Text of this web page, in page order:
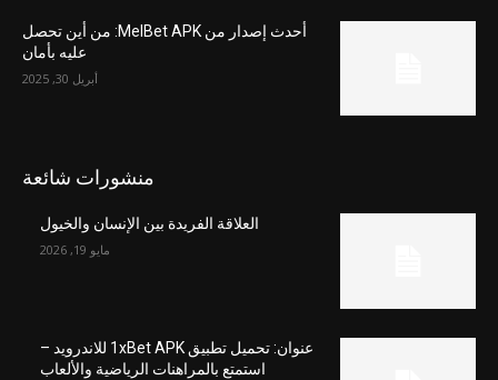
أحدث إصدار من MelBet APK: من أين تحصل
عليه بأمان
أبريل 30, 2025
منشورات شائعة
العلاقة الفريدة بين الإنسان والخيول
مايو 19, 2026
عنوان: تحميل تطبيق 1xBet APK للاندرويد –
استمتع بالمراهنات الرياضية والألعاب